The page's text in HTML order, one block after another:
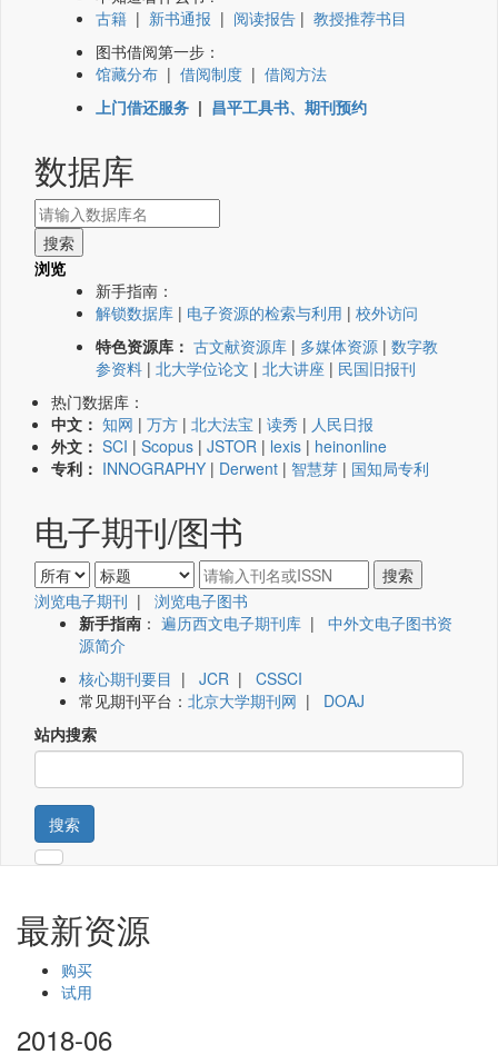
古籍 | 新书通报 | 阅读报告 | 教授推荐书目
图书借阅第一步：
馆藏分布 | 借阅制度 | 借阅方法
上门借还服务 | 昌平工具书、期刊预约
数据库
浏览
新手指南：
解锁数据库 | 电子资源的检索与利用 | 校外访问
特色资源库： 古文献资源库 | 多媒体资源 | 数字教
参资料 | 北大学位论文 | 北大讲座 | 民国旧报刊
热门数据库：
中文： 知网 | 万方 | 北大法宝 | 读秀 | 人民日报
外文： SCI | Scopus | JSTOR | lexis | heinonline
专利： INNOGRAPHY | Derwent | 智慧芽 | 国知局专利
电子期刊/图书
浏览电子期刊 | 浏览电子图书
新手指南 ： 遍历西文电子期刊库 | 中外文电子图书资
源简介
核心期刊要目 | JCR | CSSCI
常见期刊平台： 北京大学期刊网 | DOAJ
站内搜索
搜索
最新资源
购买
试用
2018-06